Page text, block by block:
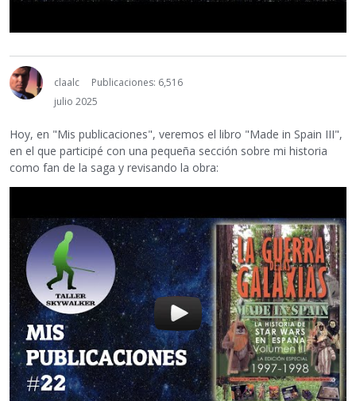
claalc
Publicaciones: 6,516
julio 2025
Hoy, en "Mis publicaciones", veremos el libro "Made in Spain III",
en el que participé con una pequeña sección sobre mi historia
como fan de la saga y revisando la obra: